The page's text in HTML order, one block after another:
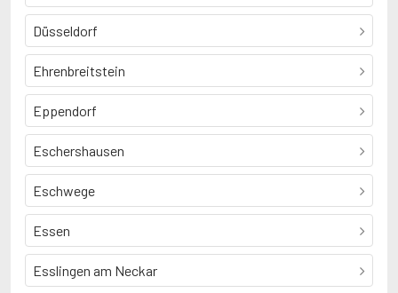
Düsseldorf
Ehrenbreitstein
Eppendorf
Eschershausen
Eschwege
Essen
Esslingen am Neckar